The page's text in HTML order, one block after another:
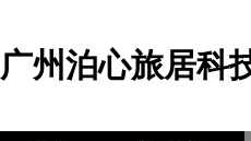
广州泊心旅居科